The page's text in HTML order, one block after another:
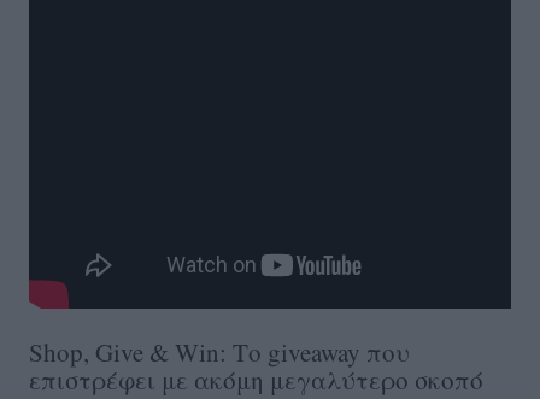
Shop, Give & Win: Το giveaway που
επιστρέφει με ακόμη μεγαλύτερο σκοπό